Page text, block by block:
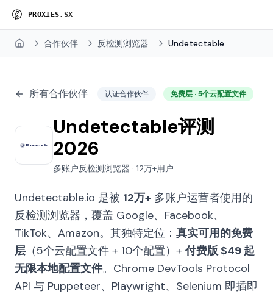
PROXI ES. SX
Home 合作伙伴 反检测浏览器 Undetectable
所有合作伙伴 认证合作伙伴 免费层 · 5个云配置文件
Undetectable评测
2026
多账户反检测浏览器 · 12万+用户
Undetectable.io 是被 12万+ 多账户运营者使用的
反检测浏览器，覆盖 Google、Facebook、
TikTok、Amazon。其独特定位： 真实可用的免费
层 （5个云配置文件 + 10个配置）+付费版 $49 起
无限本地配置文件。Chrome DevTools Protocol
API 与 Puppeteer、Playwright、Selenium 即插即